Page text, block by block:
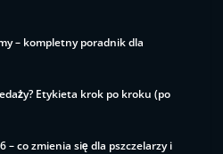
– kompletny poradnik dla
Etykieta krok po kroku (po
co zmienia się dla pszczelarzy i